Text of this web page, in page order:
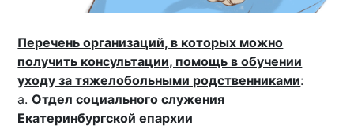
Перечень организаций, в которых можно
получить консультации, помощь в обучении
уходу за тяжелобольными родственниками:
a.Отдел социального служения
Екатеринбургской епархии